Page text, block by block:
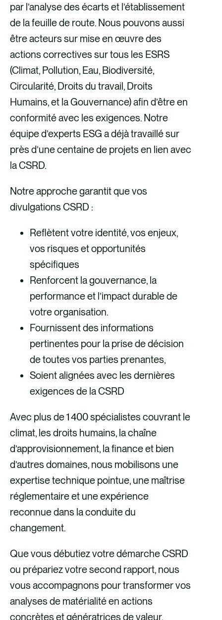
par l’analyse des écarts et l’établissement
de la feuille de route. Nous pouvons aussi
être acteurs sur mise en œuvre des
actions correctives sur tous les ESRS
(Climat, Pollution, Eau, Biodiversité,
Circularité, Droits du travail, Droits
Humains, et la Gouvernance) afin d’être en
conformité avec les exigences. Notre
équipe d’experts ESG a déjà travaillé sur
près d’une centaine de projets en lien avec
la CSRD.
Notre approche garantit que vos
divulgations CSRD :
Reflètent votre identité, vos enjeux,
vos risques et opportunités
spécifiques
Renforcent la gouvernance, la
performance et l’impact durable de
votre organisation.
Fournissent des informations
pertinentes pour la prise de décision
de toutes vos parties prenantes,
Soient alignées avec les dernières
exigences de la CSRD
Avec plus de 1 400 spécialistes couvrant le
climat, les droits humains, la chaîne
d’approvisionnement, la finance et bien
d’autres domaines, nous mobilisons une
expertise technique pointue, une maîtrise
réglementaire et une expérience
reconnue dans la conduite du
changement.
Que vous débutiez votre démarche CSRD
ou prépariez votre second rapport, nous
vous accompagnons pour transformer vos
analyses de matérialité en actions
concrètes et génératrices de valeur.